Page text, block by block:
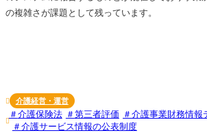
の複雑さが課題として残っています。
 介護経営・運営

介護保険法 第三者評価
介護事業財務情報
介護サービス情報の公表制度